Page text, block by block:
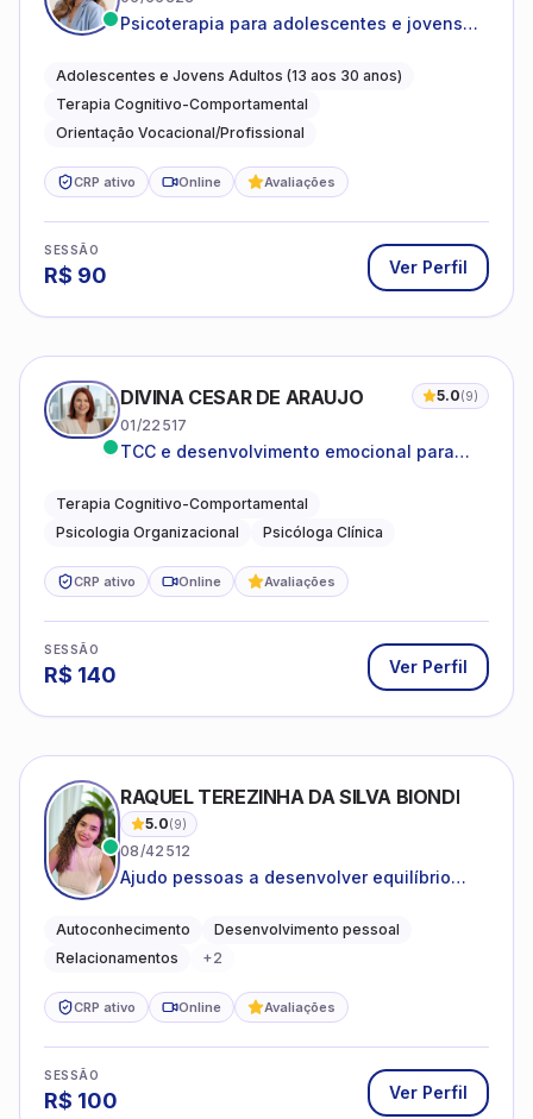
Psicoterapia para adolescentes e jovens
autoestima, relações e orientação
profissional
Adolescentes e Jovens Adultos (13 aos 30 anos)
Terapia Cognitivo-Comportamental
Orientação Vocacional/Profissional
CRP ativo Online Avaliações
SESSÃO
R$ 90 Ver Perfil
DIVINA CESAR DE ARAUJO 5.0(9)
01/22517
TCC e desenvolvimento emocional para
Terapia Cognitivo-Comportamental
Psicologia Organizacional
Psicóloga Clínica
CRP ativo Online Avaliações
SESSÃO
R$ 140 Ver Perfil
RAQUEL TEREZINHA DA SILVA BIONDI
5.0(9)
08/42512
Ajudo pessoas a desenvolver equilíbrio
Autoconhecimento
Desenvolvimento pessoal
Relacionamentos
+2
CRP ativo Online Avaliações
SESSÃO
R$ 100 Ver Perfil